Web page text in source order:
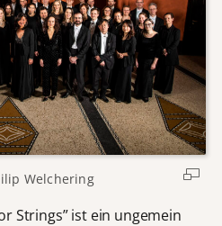
Welchering
Strings” ist ein ungemein